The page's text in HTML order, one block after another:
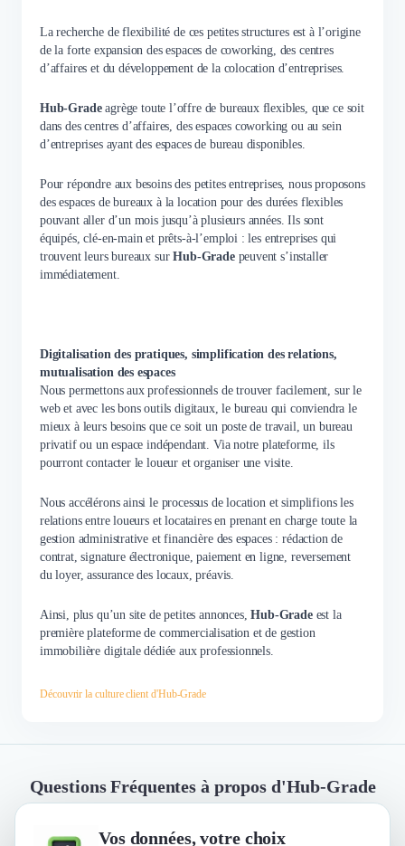
Vos données, votre choix
La recherche de flexibilité de ces petites structures est à l’origine
de la forte expansion des espaces de coworking, des centres
d’affaires et du développement de la colocation d’entreprises.
Hub-Gradeagrège toute l’offre de bureaux flexibles, que ce soit
dans des centres d’affaires, des espaces coworking ou au sein
d’entreprises ayant des espaces de bureau disponibles.
Pour répondre aux besoins des petites entreprises, nous proposons
des espaces de bureaux à la location pour des durées flexibles
pouvant aller d’un mois jusqu’à plusieurs années. Ils sont
équipés, clé-en-main et prêts-à-l’emploi : les entreprises qui
trouvent leurs bureaux surHub-Gradepeuvent s’installer
immédiatement.
Digitalisation des pratiques, simplification des relations,
mutualisation des espaces
Nous permettons aux professionnels de trouver facilement, sur le
web et avec les bons outils digitaux, le bureau qui conviendra le
mieux à leurs besoins que ce soit un poste de travail, un bureau
privatif ou un espace indépendant. Via notre plateforme, ils
pourront contacter le loueur et organiser une visite.
Nous accélérons ainsi le processus de location et simplifions les
relations entre loueurs et locataires en prenant en charge toute la
gestion administrative et financière des espaces : rédaction de
contrat, signature électronique, paiement en ligne, reversement
du loyer, assurance des locaux, préavis.
Ainsi, plus qu’un site de petites annonces,Hub-Gradeest la
première plateforme de commercialisation et de gestion
immobilière digitale dédiée aux professionnels.
Découvrir la culture client d'Hub-Grade
Questions Fréquentes à propos d'Hub-Grade